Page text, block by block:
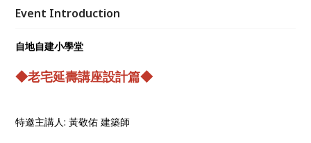
Event Introduction
自地自建小學堂
◆老宅延壽講座設計篇◆
特邀主講人: 黃敬佑 建築師